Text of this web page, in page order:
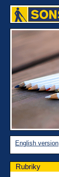
English version
Rubriky